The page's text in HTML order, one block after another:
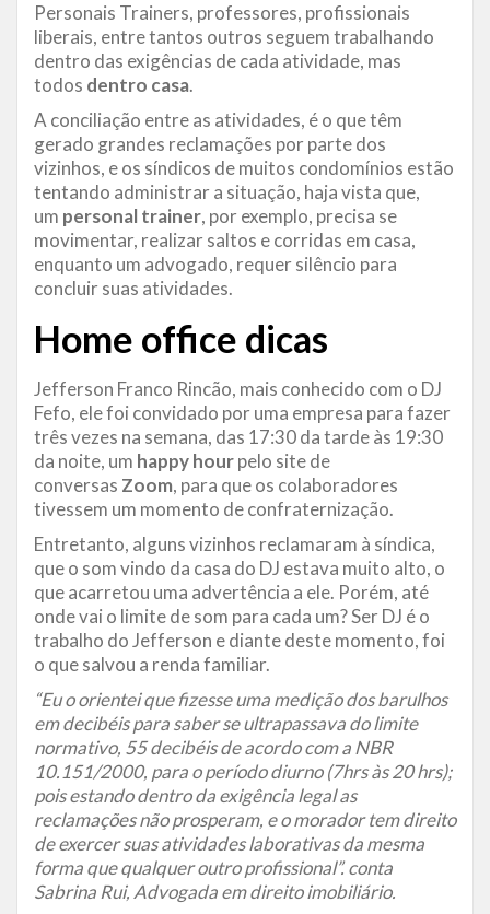
Personais Trainers, professores, profissionais
liberais, entre tantos outros seguem trabalhando
dentro das exigências de cada atividade, mas
todos dentro casa.
A conciliação entre as atividades, é o que têm
gerado grandes reclamações por parte dos
vizinhos, e os síndicos de muitos condomínios estão
tentando administrar a situação, haja vista que,
um personal trainer, por exemplo, precisa se
movimentar, realizar saltos e corridas em casa,
enquanto um advogado, requer silêncio para
concluir suas atividades.
Home office dicas
Jefferson Franco Rincão, mais conhecido com o DJ
Fefo, ele foi convidado por uma empresa para fazer
três vezes na semana, das 17:30 da tarde às 19:30
da noite, um happy hourpelo site de
conversas Zoom, para que os colaboradores
tivessem um momento de confraternização.
Entretanto, alguns vizinhos reclamaram à síndica,
que o som vindo da casa do DJ estava muito alto, o
que acarretou uma advertência a ele. Porém, até
onde vai o limite de som para cada um? Ser DJ é o
trabalho do Jefferson e diante deste momento, foi
o que salvou a renda familiar.
“Eu o orientei que fizesse uma medição dos barulhos
em decibéis para saber se ultrapassava do limite
normativo, 55 decibéis de acordo com a NBR
10.151/2000, para o período diurno (7hrs às 20 hrs);
pois estando dentro da exigência legal as
reclamações não prosperam, e o morador tem direito
de exercer suas atividades laborativas da mesma
forma que qualquer outro profissional”. conta
Sabrina Rui, Advogada em direito imobiliário.